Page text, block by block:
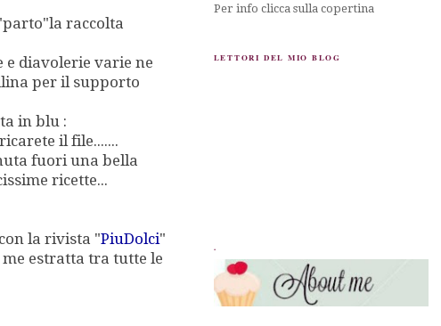
raccolta
e diavolerie varie ne
per il supporto
in blu :
il file.......
fuori una bella
ricette...
la rivista "PiuDolci"
estratta tra tutte le
Per info clicca sulla copertina
LETTORI DEL MIO BLOG
.